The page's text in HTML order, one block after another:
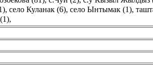
, село Куланак (6), село Ынтымак (1),
,